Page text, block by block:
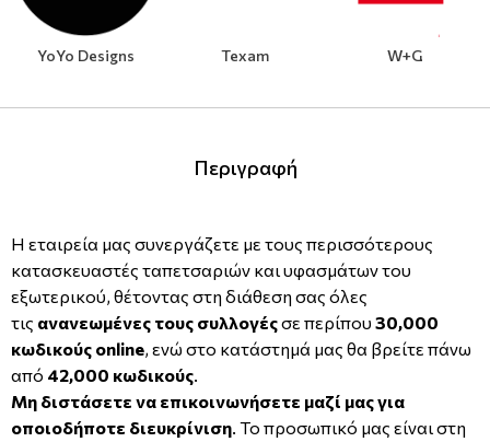
YoYo Designs Texam W+G
Περιγραφή
Η εταιρεία μας συνεργάζετε με τους περισσότερους
κατασκευαστές ταπετσαριών και υφασμάτων του
εξωτερικού, θέτοντας στη διάθεση σας όλες
τις ανανεωμένες τους συλλογέςσε περίπου 30,000
κωδικούς online, ενώ στο κατάστημά μας θα βρείτε πάνω
από 42,000 κωδικούς.
Μη διστάσετε να επικοινωνήσετε μαζί μας για
οποιοδήποτε διευκρίνιση. Το προσωπικό μας είναι στη